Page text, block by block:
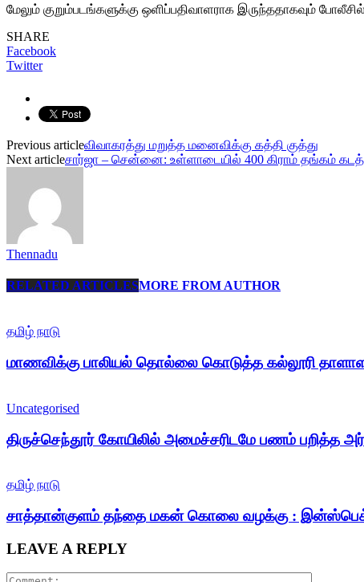
மேலும் குறும்படங்களுக்கு ஒளிப்பதிவாளராக இருந்ததாகவும்
SHARE
Facebook
Twitter
Previous articleவிவாகரத்து மறுத்த மனைவிக்கு கத்தி குத்து
Next articleசார்ஜா – சென்னை: உள்ளாடையில் 400 கிராம் தங்கம்
Thennadu
RELATED ARTICLESMORE FROM AUTHOR
தமிழ் நாடு
மாணவிக்கு பாலியல் தொல்லை கொடுத்த கல்லூரி
Uncategorised
திருச்செந்தூர் கோயிலில் அமைச்சரிடமே பணம் பறித்த
தமிழ் நாடு
சாத்தான்குளம் தந்தை மகன் கொலை வழக்கு :
LEAVE A REPLY